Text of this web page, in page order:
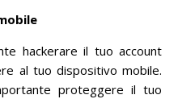
hackerare il tuo account
al tuo dispositivo mobile.
proteggere il tuo